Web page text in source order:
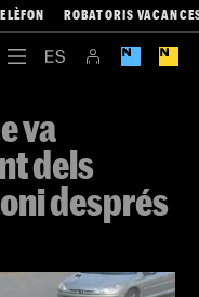
ROBATORIS
va
dels
després